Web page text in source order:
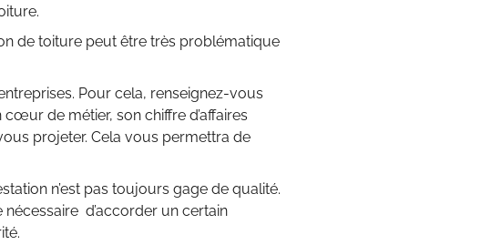
de toiture peut être très problématique
Pour cela, renseignez-vous
cœur de métier, son chiffre d’affaires
projeter. Cela vous permettra de
n’est pas toujours gage de qualité.
nécessaire d’accorder un certain